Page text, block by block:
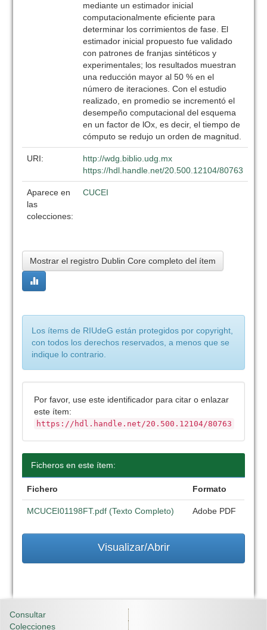
mediante un estimador inicial
computacionalmente eficiente para
determinar los corrimientos de fase. El
estimador inicial propuesto fue validado
con patrones de franjas sintéticos y
experimentales; los resultados muestran
una reducción mayor al 50 % en el
número de iteraciones. Con el estudio
realizado, en promedio se incrementó el
desempeño computacional del esquema
en un factor de lOx, es decir, el tiempo de
cómputo se redujo un orden de magnitud.
URI:
http://wdg.biblio.udg.mx
https://hdl.handle.net/20.500.12104/80763
Aparece en
las
colecciones:
CUCEI
Mostrar el registro Dublin Core completo del ítem
Los ítems de RIUdeG están protegidos por copyright,
con todos los derechos reservados, a menos que se
indique lo contrario.
Por favor, use este identificador para citar o enlazar
este ítem:
https://hdl.handle.net/20.500.12104/80763
Ficheros en este ítem:
Fichero Formato
MCUCEI01198FT.pdf (Texto Completo) Adobe PDF
Visualizar/Abrir
Consultar
Colecciones